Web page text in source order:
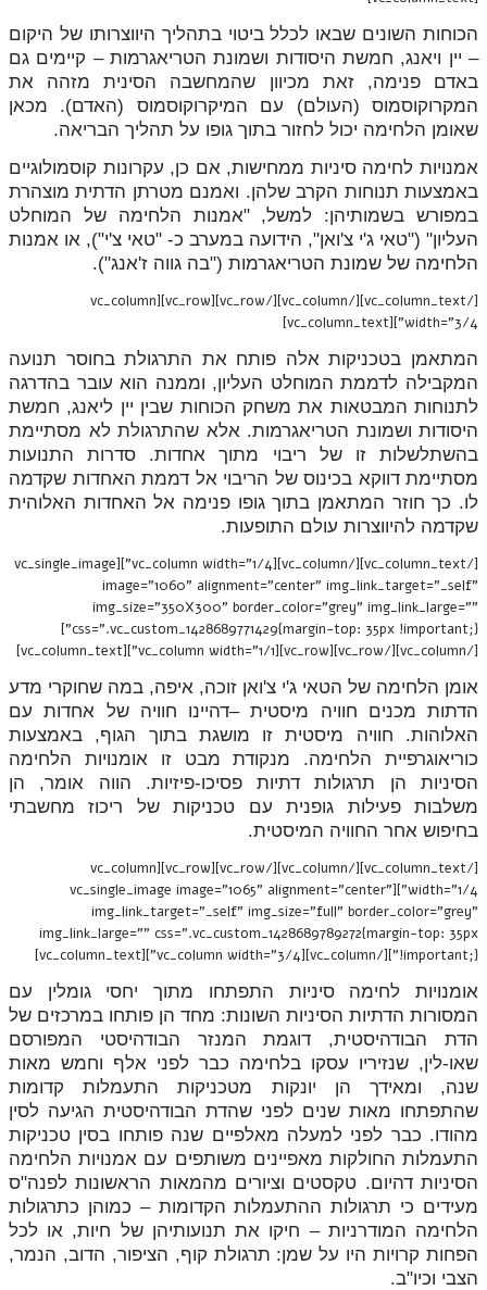
הכוחות השונים שבאו לכלל ביטוי בתהליך היווצרותו של היקום
– יין ויאנג, חמשת היסודות ושמונת הטריאגרמות – קיימים גם
באדם פנימה, זאת מכיוון שהמחשבה הסינית מזהה את
המקרוקוסמוס (העולם) עם המיקרוקוסמוס (האדם). מכאן
שאומן הלחימה יכול לחזור בתוך גופו על תהליך הבריאה.
אמנויות לחימה סיניות ממחישות, אם כן, עקרונות קוסמולוגיים
באמצעות תנוחות הקרב שלהן. ואמנם מטרתן הדתית מוצהרת
במפורש בשמותיהן: למשל, "אמנות הלחימה של המוחלט
העליון" ("טאי ג'י צ'ואן", הידועה במערב כ- "טאי צ'י"), או אמנות
הלחימה של שמונת הטריאגרמות ("בה גווה ז'אנג").
[/vc_column_text][/vc_column][/vc_row][vc_row][vc_column
width="3/4"][vc_column_text]
המתאמן בטכניקות אלה פותח את התרגולת בחוסר תנועה
המקבילה לדממת המוחלט העליון, וממנה הוא עובר בהדרגה
לתנוחות המבטאות את משחק הכוחות שבין יין ליאנג, חמשת
היסודות ושמונת הטריאגרמות. אלא שהתרגולת לא מסתיימת
בהשתלשלות זו של ריבוי מתוך אחדות. סדרות התנועות
מסתיימת דווקא בכינוס של הריבוי אל דממת האחדות שקדמה
לו. כך חוזר המתאמן בתוך גופו פנימה אל האחדות האלוהית
שקדמה להיווצרות עולם התופעות.
[/vc_column_text][/vc_column][vc_column width="1/4"][vc_single_image
image="1060" alignment="center" img_link_target="_self"
img_size="350X300" border_color="grey" img_link_large=""
css=".vc_custom_1428689771429{margin-top: 35px !important;}"]
[/vc_column][/vc_row][vc_row][vc_column width="1/1"][vc_column_text]
אומן הלחימה של הטאי ג'י צ'ואן זוכה, איפה, במה שחוקרי מדע
הדתות מכנים חוויה מיסטית –דהיינו חוויה של אחדות עם
האלוהות. חוויה מיסטית זו מושגת בתוך הגוף, באמצעות
כוריאוגרפיית הלחימה. מנקודת מבט זו אומנויות הלחימה
הסיניות הן תרגולות דתיות פסיכו-פיזיות. הווה אומר, הן
משלבות פעילות גופנית עם טכניקות של ריכוז מחשבתי
בחיפוש אחר החוויה המיסטית.
[/vc_column_text][/vc_column][/vc_row][vc_row][vc_column
width="1/4"][vc_single_image image="1065" alignment="center"
img_link_target="_self" img_size="full" border_color="grey"
img_link_large="" css=".vc_custom_1428689789272{margin-top: 35px
!important;}"][/vc_column][vc_column width="3/4"][vc_column_text]
אומנויות לחימה סיניות התפתחו מתוך יחסי גומלין עם
המסורות הדתיות הסיניות השונות: מחד הן פותחו במרכזים של
הדת הבודהיסטית, דוגמת המנזר הבודהיסטי המפורסם
שאו-לין, שנזיריו עסקו בלחימה כבר לפני אלף וחמש מאות
שנה, ומאידך הן יונקות מטכניקות התעמלות קדומות
שהתפתחו מאות שנים לפני שהדת הבודהיסטית הגיעה לסין
מהודו. כבר לפני למעלה מאלפיים שנה פותחו בסין טכניקות
התעמלות החולקות מאפיינים משותפים עם אמנויות הלחימה
הסיניות דהיום. טקסטים וציורים מהמאות הראשונות לפנה"ס
מעידים כי תרגולות ההתעמלות הקדומות – כמוהן כתרגולות
הלחימה המודרניות – חיקו את תנועותיהן של חיות, או לכל
הפחות קרויות היו על שמן: תרגולת קוף, הציפור, הדוב, הנמר,
הצבי וכיו"ב.